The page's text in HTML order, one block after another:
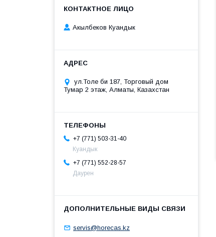
Акылбеков Куандык
ул.Толе би 187, Торговый дом
Тумар 2 этаж, Алматы, Казахстан
+7 (771) 503-31-40
Куандык
+7 (771) 552-28-57
Даурен
servis@horecas.kz